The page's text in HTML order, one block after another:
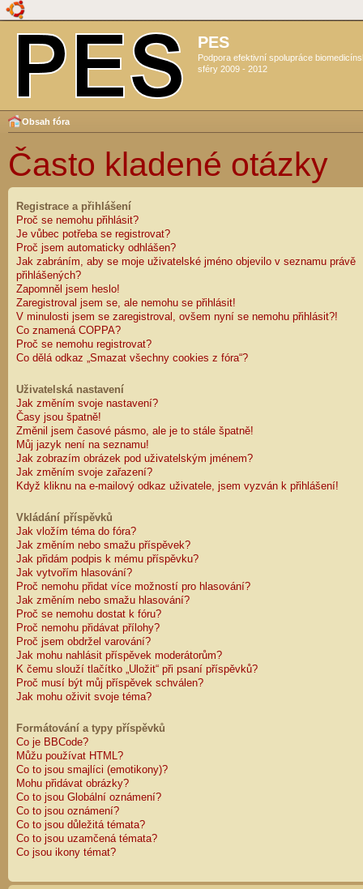
PES
Podpora efektivní spolupráce
sféry 2009 - 2012
Obsah fóra
Často kladené otázky
Registrace a přihlášení
Proč se nemohu přihlásit?
Je vůbec potřeba se registrovat?
Proč jsem automaticky odhlášen?
Jak zabráním, aby se moje uživatelské jméno objevilo v seznamu právě
přihlášených?
Zapomněl jsem heslo!
Zaregistroval jsem se, ale nemohu se přihlásit!
V minulosti jsem se zaregistroval, ovšem nyní se nemohu přihlásit?!
Co znamená COPPA?
Proč se nemohu registrovat?
Co dělá odkaz „Smazat všechny cookies z fóra“?
Uživatelská nastavení
Jak změním svoje nastavení?
Časy jsou špatně!
Změnil jsem časové pásmo, ale je to stále špatně!
Můj jazyk není na seznamu!
Jak zobrazím obrázek pod uživatelským jménem?
Jak změním svoje zařazení?
Když kliknu na e-mailový odkaz uživatele, jsem vyzván k přihlášení!
Vkládání příspěvků
Jak vložím téma do fóra?
Jak změním nebo smažu příspěvek?
Jak přidám podpis k mému příspěvku?
Jak vytvořím hlasování?
Proč nemohu přidat více možností pro hlasování?
Jak změním nebo smažu hlasování?
Proč se nemohu dostat k fóru?
Proč nemohu přidávat přílohy?
Proč jsem obdržel varování?
Jak mohu nahlásit příspěvek moderátorům?
K čemu slouží tlačítko „Uložit“ při psaní příspěvků?
Proč musí být můj příspěvek schválen?
Jak mohu oživit svoje téma?
Formátování a typy příspěvků
Co je BBCode?
Můžu používat HTML?
Co to jsou smajlíci (emotikony)?
Mohu přidávat obrázky?
Co to jsou Globální oznámení?
Co to jsou oznámení?
Co to jsou důležitá témata?
Co to jsou uzamčená témata?
Co jsou ikony témat?